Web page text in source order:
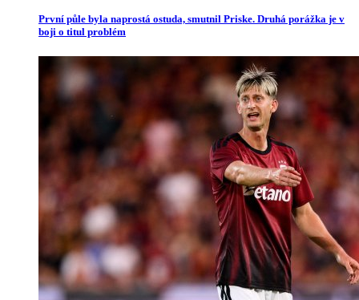
První půle byla naprostá ostuda, smutnil Priske. Druhá porážka je v
boji o titul problém